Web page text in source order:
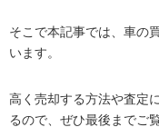
そこで本記事では、車の
います。
高く売却する方法や査定
るので、ぜひ最後までご